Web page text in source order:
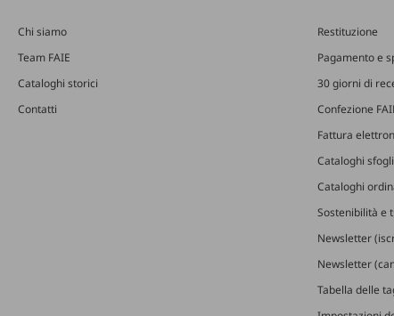
Chi siamo
Team FAIE
Cataloghi storici
Contatti
Restituzione
Pagamento e
30 giorni di
Confezione
Fattura
Cataloghi
Cataloghi
Sostenibilità e
Newsletter
Newsletter
Tabella delle